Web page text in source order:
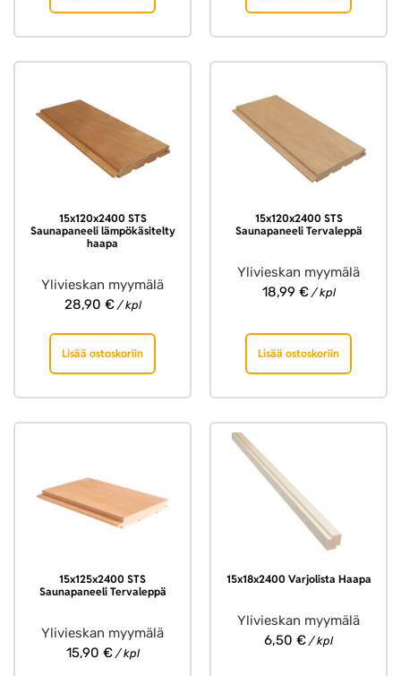
15x120x2400 STS
Saunapaneeli lämpökäsitelty
haapa
Ylivieskan myymälä
28,90 €/ kpl
Lisää ostoskoriin
15x120x2400 STS
Saunapaneeli Tervaleppä
Ylivieskan myymälä
18,99 €/ kpl
Lisää ostoskoriin
15x125x2400 STS
Saunapaneeli Tervaleppä
Ylivieskan myymälä
15,90 €/ kpl
15x18x2400 Varjolista Haapa
Ylivieskan myymälä
6,50 € / kpl